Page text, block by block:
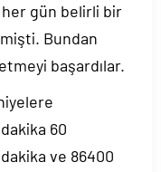
her gün belirli bir
Bundan
başardılar.
60
ve 86400